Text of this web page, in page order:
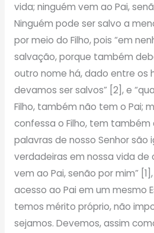
vida; ninguém vem ao Pai,
Ninguém pode ser salvo a
por meio do Filho, pois “em
salvação, porque também
outro nome há, dado entre os
devamos ser salvos” [2], e
Filho, também não tem o Pai;
confessa o Filho, tem também
palavras de nosso Senhor são
verdadeiras em nossa vida de
vem ao Pai, senão por mim”
acesso ao Pai em um mesmo
temos mérito próprio, não
sejamos. Devemos, assim